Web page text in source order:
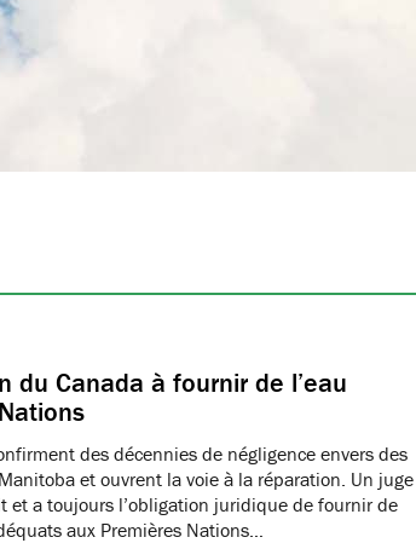
du Canada à fournir de l’eau
des décennies de négligence envers des
et ouvrent la voie à la réparation. Un juge
et a toujours l’obligation juridique de fournir de
aux Premières Nations…